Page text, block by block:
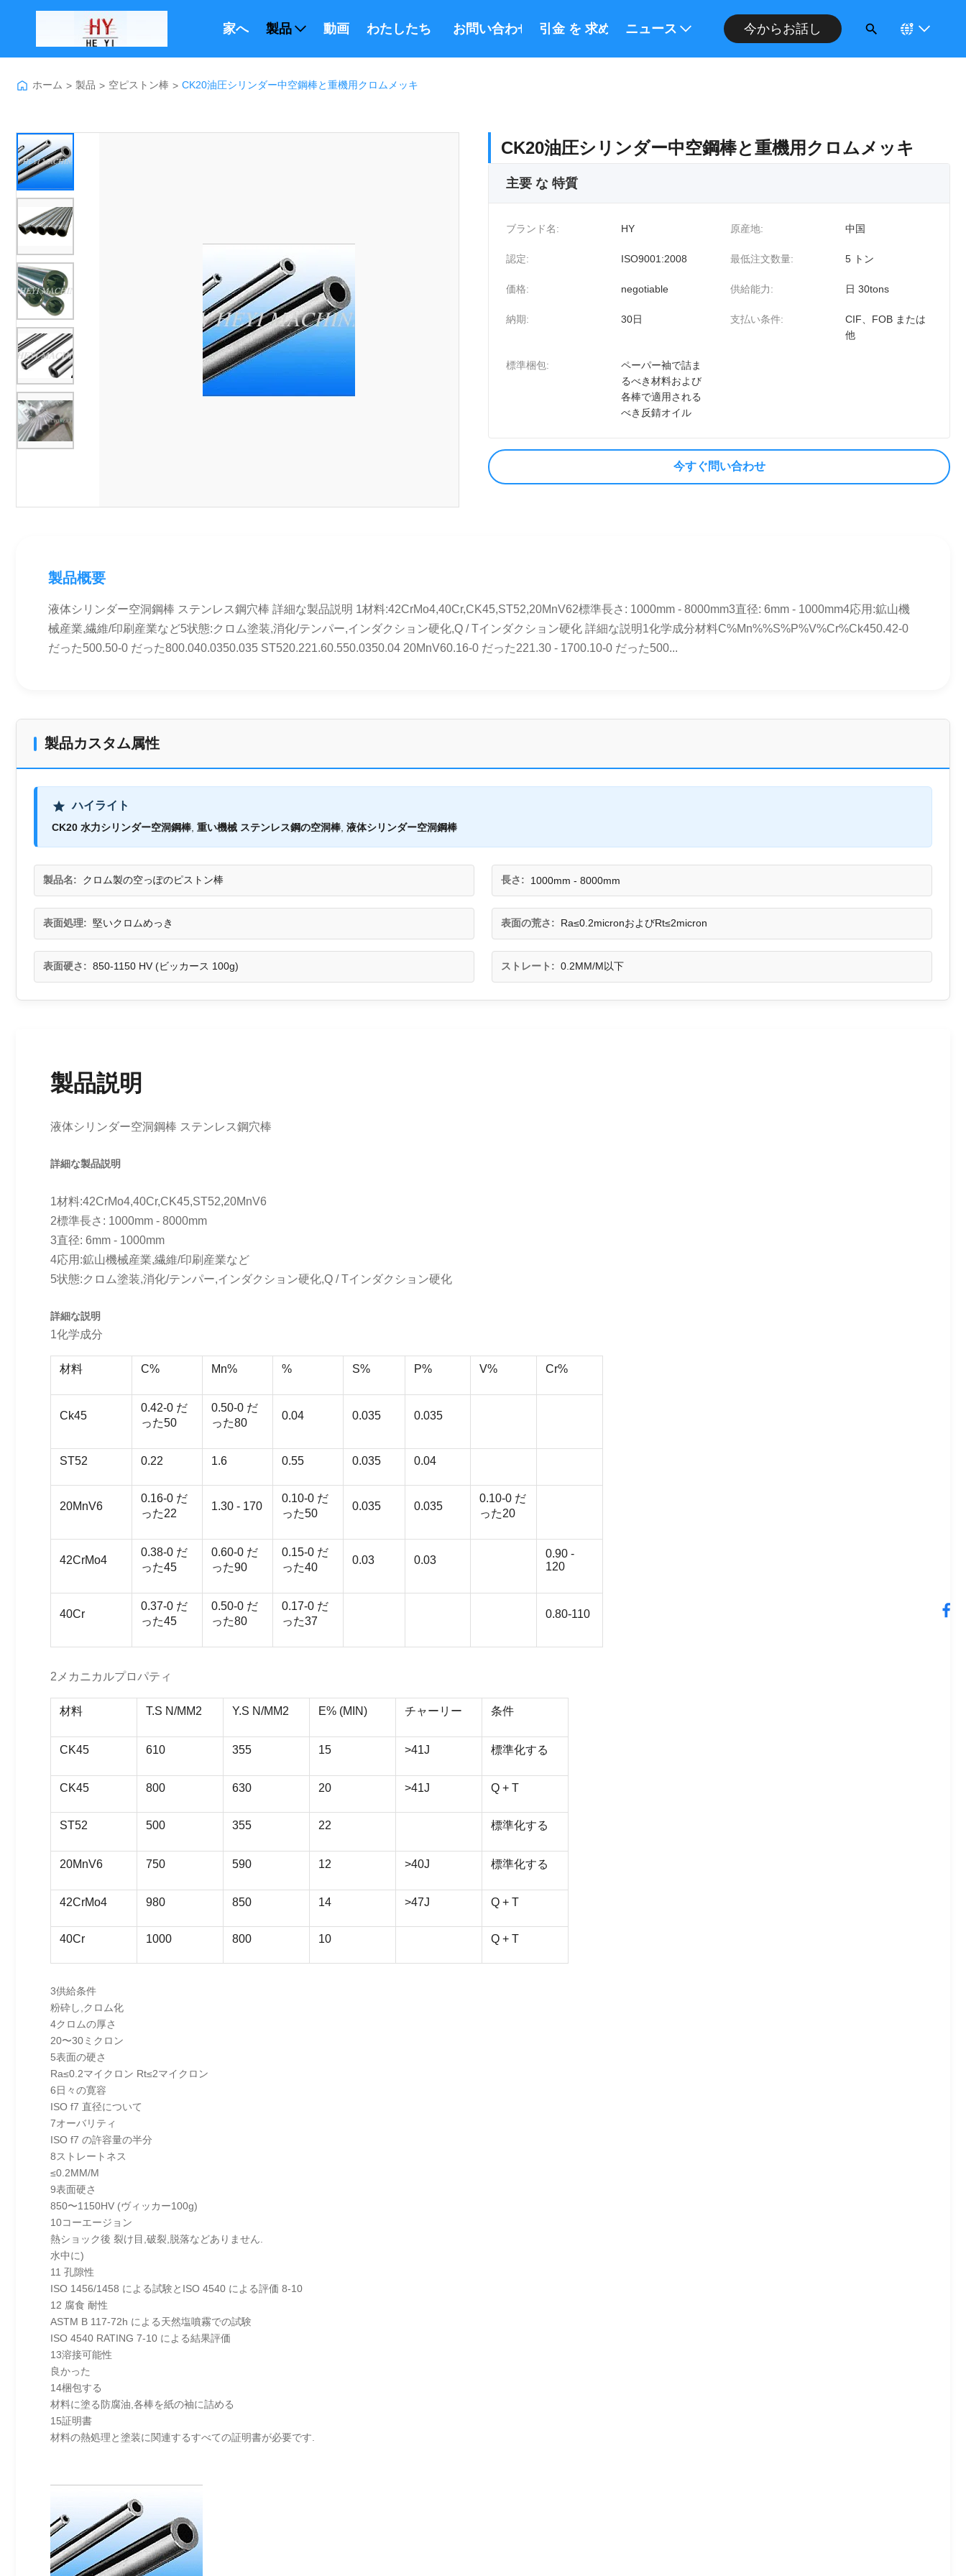
家へ 製品 動画 わたしたち に つい て
お問い合わせ 引金 を 求め て ください
ニュース 今からお話し
ホーム > 製品 > 空ピストン棒 > CK20油圧シリンダー中空鋼棒と重機用クロムメッキ
CK20油圧シリンダー中空鋼棒と重機用クロムメッキ
主要 な 特質
ブランド名: HY 原産地: 中国
認定: ISO9001:2008 最低注文数量: 5 トン
価格: negotiable 供給能力: 日 30tons
納期: 30日 支払い条件:
CIF、FOB または
他
標準梱包:
ペーパー袖で詰ま
るべき材料および
各棒で適用される
べき反錆オイル
今すぐ問い合わせ
製品概要
液体シリンダー空洞鋼棒 ステンレス鋼穴棒 詳細な製品説明 1材料:42CrMo4,40Cr,CK45,ST52,20MnV62標準長さ: 1000mm - 8000mm3直径: 6mm - 1000mm4応用:鉱山機
械産業,繊維/印刷産業など5状態:クロム塗装,消化/テンパー,インダクション硬化,Q / Tインダクション硬化 詳細な説明1化学成分材料C%Mn%%S%P%V%Cr%Ck450.42-0
だった500.50-0 だった800.040.0350.035 ST520.221.60.550.0350.04 20MnV60.16-0 だった221.30 - 1700.10-0 だった500...
製品カスタム属性
ハイライト
CK20 水力シリンダー空洞鋼棒 重い機械 ステンレス鋼の空洞棒 液体シリンダー空洞鋼棒
製品名: クロム製の空っぽのピストン棒 長さ: 1000mm - 8000mm
表面処理: 堅いクロムめっき 表面の荒さ: Ra≤0.2micronおよびRt≤2micron
表面硬さ: 850-1150 HV (ビッカース 100g) ストレート: 0.2MM/M以下
製品説明
液体シリンダー空洞鋼棒 ステンレス鋼穴棒
詳細な製品説明
1材料:42CrMo4,40Cr,CK45,ST52,20MnV6
2標準長さ: 1000mm - 8000mm
3直径: 6mm - 1000mm
4応用:鉱山機械産業,繊維/印刷産業など
5状態:クロム塗装,消化/テンパー,インダクション硬化,Q / Tインダクション硬化
詳細な説明
1化学成分
材料 C% Mn% % S% P% V% Cr%
Ck45
0.42-0 だ
った50
0.50-0 だ
った80
0.04 0.035 0.035
ST52 0.22 1.6 0.55 0.035 0.04
20MnV6
0.16-0 だ
った22
1.30 - 170
0.10-0 だ
った50
0.035 0.035
0.10-0 だ
った20
42CrMo4
0.38-0 だ
った45
0.60-0 だ
った90
0.15-0 だ
った40
0.03 0.03
0.90 -
120
40Cr
0.37-0 だ
った45
0.50-0 だ
った80
0.17-0 だ
った37
0.80-110
2メカニカルプロパティ
材料 T.S N/MM2 Y.S N/MM2 E% (MIN) チャーリー 条件
CK45 610 355 15 >41J 標準化する
CK45 800 630 20 >41J Q + T
ST52 500 355 22 標準化する
20MnV6 750 590 12 >40J 標準化する
42CrMo4 980 850 14 >47J Q + T
40Cr 1000 800 10 Q + T
3供給条件
粉砕し,クロム化
4クロムの厚さ
20〜30ミクロン
5表面の硬さ
Ra≤0.2マイクロン Rt≤2マイクロン
6日々の寛容
ISO f7 直径について
7オーバリティ
ISO f7 の許容量の半分
8ストレートネス
≤0.2MM/M
9表面硬さ
850〜1150HV (ヴィッカー100g)
10コーエージョン
熱ショック後 裂け目,破裂,脱落などありません.
水中に)
11 孔隙性
ISO 1456/1458 による試験とISO 4540 による評価 8-10
12 腐食 耐性
ASTM B 117-72h による天然塩噴霧での試験
ISO 4540 RATING 7-10 による結果評価
13溶接可能性
良かった
14梱包する
材料に塗る防腐油,各棒を紙の袖に詰める
15証明書
材料の熱処理と塗装に関連するすべての証明書が必要です.